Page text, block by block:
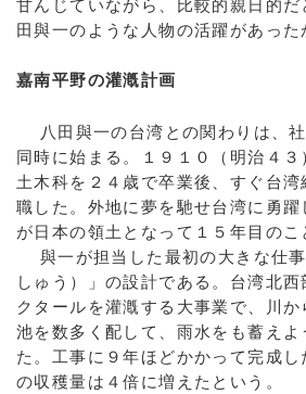
甘んじていながら、比較的親日的だ
田與一のような人物の活躍があった
嘉南平野の灌漑計画
八田與一の台湾との関わりは、社
同時に始まる。１９１０（明治４
土木科を２４歳で卒業後、すぐ台
職した。外地に夢を馳せ台湾に勇
が日本の領土となって１５年目のこ
與一が担当した最初の大きな仕
しゅう）」の設計である。台湾北
クタールを灌漑する大事業で、川
池を数多く配して、雨水をも蓄えよ
た。工事に９年ほどかかって完成
の収穫量は４倍に増えたという。